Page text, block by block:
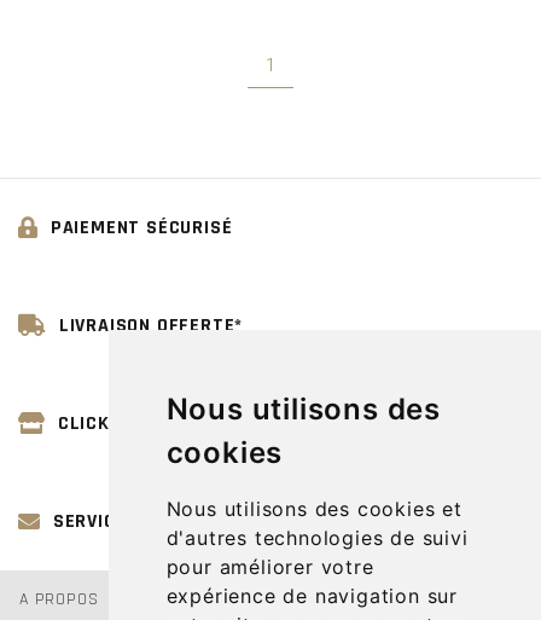
Nous utilisons des
cookies
Nous utilisons des cookies et
d'autres technologies de suivi
pour améliorer votre
expérience de navigation sur
1
PAIEMENT SÉCURISÉ
LIVRAISON OFFERTE*
CLICK & COLLECT
SERVICE CLIENT
A PROPOS